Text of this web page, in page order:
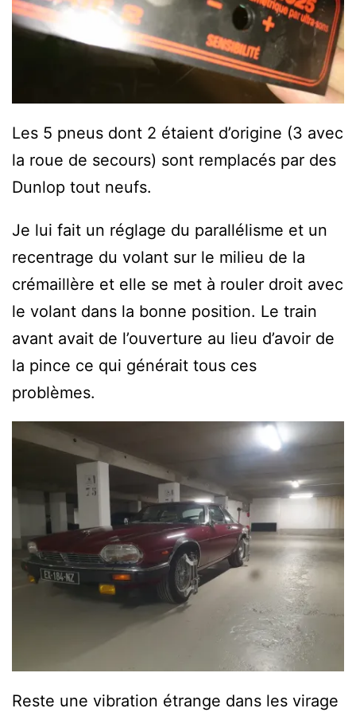
Les 5 pneus dont 2 étaient d’origine (3 avec
la roue de secours) sont remplacés par des
Dunlop tout neufs.
Je lui fait un réglage du parallélisme et un
recentrage du volant sur le milieu de la
crémaillère et elle se met à rouler droit avec
le volant dans la bonne position. Le train
avant avait de l’ouverture au lieu d’avoir de
la pince ce qui générait tous ces
problèmes.
Reste une vibration étrange dans les virage